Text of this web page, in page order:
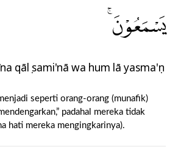
يَسْمَعُوْنَۚ
qālụ sami'nā wa hum lā yasma'ụn
seperti orang-orang (munafik)
padahal mereka tidak
hati mereka mengingkarinya).